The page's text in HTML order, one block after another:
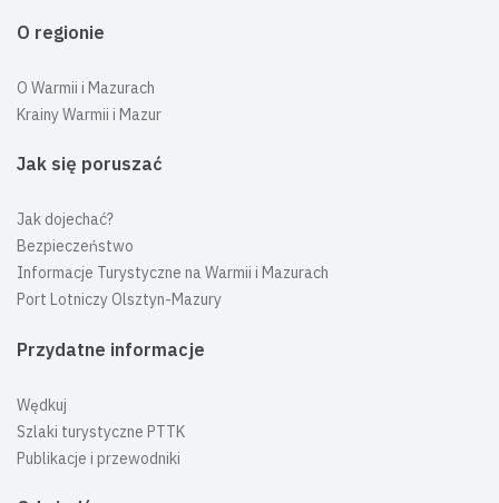
O regionie
O Warmii i Mazurach
Krainy Warmii i Mazur
Jak się poruszać
Jak dojechać?
Bezpieczeństwo
Informacje Turystyczne na Warmii i Mazurach
Port Lotniczy Olsztyn-Mazury
Przydatne informacje
Wędkuj
Szlaki turystyczne PTTK
Publikacje i przewodniki